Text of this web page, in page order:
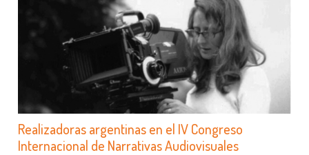
Realizadoras argentinas en el IV Congreso
Internacional de Narrativas Audiovisuales